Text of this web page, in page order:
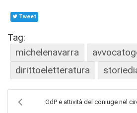
Tweet
Tag:
michelenavarra
dirittoeletteratura
GdP e attività del coniuge nel